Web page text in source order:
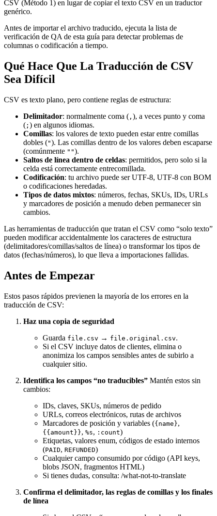
CSV (Método 1) en lugar de copiar el texto CSV en un traductor
genérico.
Antes de importar el archivo traducido, ejecuta la lista de
verificación de QA de esta guía para detectar problemas de
columnas o codificación a tiempo.
Qué Hace Que La Traducción de CSV
Sea Difícil
CSV es texto plano, pero contiene reglas de estructura:
Delimitador: normalmente coma ( , ), a veces punto y coma
( ; ) en algunos idiomas.
Comillas: los valores de texto pueden estar entre comillas
dobles ("). Las comillas dentro de los valores deben escaparse
(comúnmente "").
Saltos de línea dentro de celdas: permitidos, pero solo si la
celda está correctamente entrecomillada.
Codificación: tu archivo puede ser UTF‑8, UTF‑8 con BOM
o codificaciones heredadas.
Tipos de datos mixtos: números, fechas, SKUs, IDs, URLs
y marcadores de posición a menudo deben permanecer sin
cambios.
Las herramientas de traducción que tratan el CSV como “solo texto”
pueden modificar accidentalmente los caracteres de estructura
(delimitadores/comillas/saltos de línea) o transformar los tipos de
datos (fechas/números), lo que lleva a importaciones fallidas.
Antes de Empezar
Estos pasos rápidos previenen la mayoría de los errores en la
traducción de CSV:
Haz una copia de seguridad
Guarda file.csv → file.original.csv.
Si el CSV incluye datos de clientes, elimina o
anonimiza los campos sensibles antes de subirlo a
cualquier sitio.
Identifica los campos “no traducibles” Mantén estos sin
cambios:
IDs, claves, SKUs, números de pedido
URLs, correos electrónicos, rutas de archivos
Marcadores de posición y variables ({name},
{{amount}}, %s, :count)
Etiquetas, valores enum, códigos de estado internos
(PAID, REFUNDED)
Cualquier campo consumido por código (API keys,
blobs JSON, fragmentos HTML)
Si tienes dudas, consulta: /what-not-to-translate
Confirma el delimitador, las reglas de comillas y los finales
de línea